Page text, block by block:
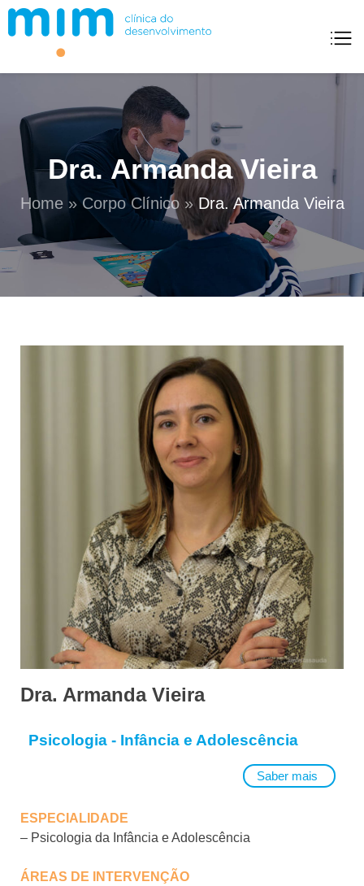
Dra. Armanda Vieira
Home»Corpo Clínico» Dra. Armanda Vieira
Dra. Armanda Vieira
Psicologia - Infância e Adolescência
Saber mais
ESPECIALIDADE
– Psicologia da Infância e Adolescência
ÁREAS DE INTERVENÇÃO